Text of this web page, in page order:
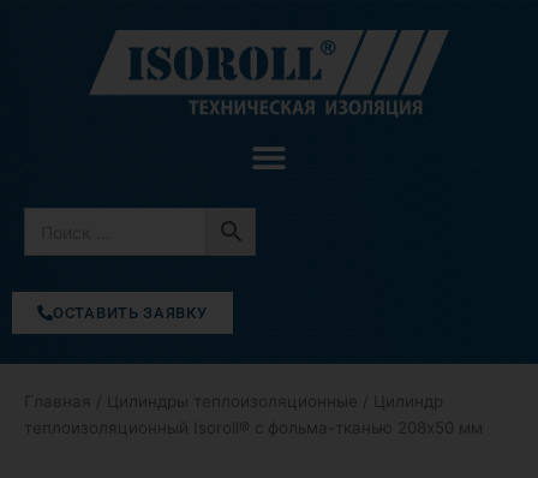
содержимому
ОСТАВИТЬ ЗАЯВКУ
Главная Цилиндры теплоизоляционные / Цилиндр
теплоизоляционный Isoroll® с фольма-тканью 208х50 мм